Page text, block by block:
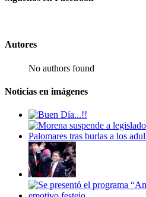
Autores
No authors found
Noticias en imágenes